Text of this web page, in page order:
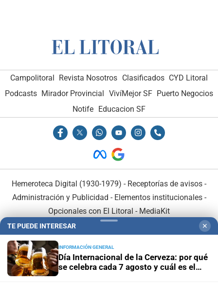
Campolitoral Revista Nosotros Clasificados CYD Litoral
Podcasts Mirador Provincial VivíMejor SF Puerto Negocios
Notife Educacion SF
Hemeroteca Digital (1930-1979) - Receptorías de avisos -
Administración y Publicidad - Elementos institucionales-
Opcionales con El Litoral - MediaKit
TE PUEDE INTERESAR ✕
INFORMACIÓN GENERAL
Día Internacional de la Cerveza: por qué
se celebra cada 7 agosto y cuál es el